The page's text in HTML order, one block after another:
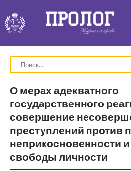
О мерах адекватного
государственного
совершение
преступлений против
неприкосновенности
свободы личности